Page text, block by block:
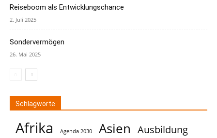
Reiseboom als Entwicklungschance
2. Juli 2025
Sondervermögen
26. Mai 2025
Schlagworte
Afrika Agenda 2030 Asien Ausbildung